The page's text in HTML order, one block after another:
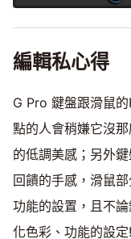
編輯私心得
G Pro 鍵盤跟滑鼠
點的人會稍嫌它沒
的低調美感；另外
回饋的手感，滑鼠
功能的設置，且不
化色彩、功能的設